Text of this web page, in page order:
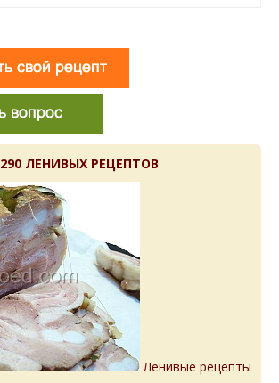
290 ЛЕНИВЫХ РЕЦЕПТОВ
Ленивые рецепты